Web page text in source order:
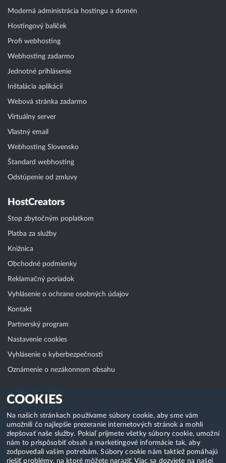
COOKIES
Na našich stránkach používame súbory cookie, aby sme vám
umožnili čo najlepšie prezeranie internetových stránok a mohli
zlepšovať naše služby. Pokiaľ prijmete všetky súbory cookie, umožní
nám to prispôsobiť obsah a marketingové informácie tak, aby
zodpovedali vašim potrebám. Súbory cookie nám taktiež pomáhajú
riešiť problémy, na ktoré môžete naraziť. Viac sa dozviete na našej
Moderná administrácia hostingu a domén
Hostingový balíček
Profi webhosting
Webhosting zadarmo
Jednotné prihlásenie
Inštalácia aplikácií
Webová stránka zadarmo
Virtuálny server
Vlastný email
Webhosting Slovensko
Štandard webhosting
Odstúpenie od zmluvy
HostCreators
Stop zbytočným poplatkom
Platba za služby
Knižnica
Obchodné podmienky
Reklamačný poriadok
Vyhlásenie o ochrane osobných údajov
Kontakt
Partnerský program
Nastavenie cookies
Vyhlásenie o kyberbezpečnosti
Oznámenie o nezákonnom obsahu
Klientská zóna
WebAdmin
WebMail
Zmena hesla (E-mail, FTP, SSH)
Webhosting